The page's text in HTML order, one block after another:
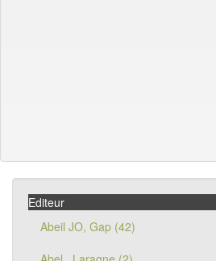
Editeur
Abeil JO, Gap (42)